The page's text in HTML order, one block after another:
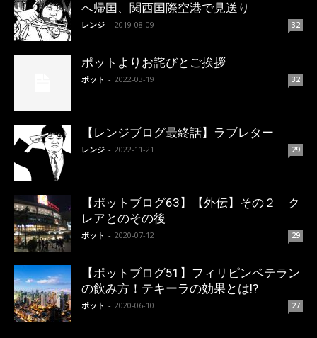
へ帰国、関西国際空港で見送り
レンジ - 2019-08-09 32
ポットよりお詫びとご挨拶
ポット - 2022-03-19 32
【レンジブログ最終話】ラブレター
レンジ - 2022-11-21 29
【ポットブログ63】【外伝】その２ ク
レアとのその後
ポット - 2020-07-12 29
【ポットブログ51】フィリピンベテラン
の飲み方！テキーラの効果とは!?
ポット - 2020-06-10 27